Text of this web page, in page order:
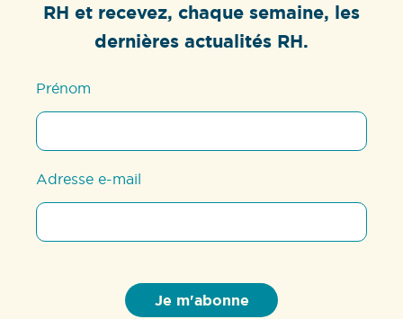
RH et recevez, chaque semaine, les
dernières actualités RH.
Prénom
Adresse e-mail